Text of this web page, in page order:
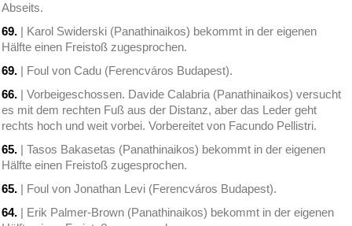
Abseits.
69. | Karol Swiderski (Panathinaikos) bekommt in der eigenen
Hälfte einen Freistoß zugesprochen.
69. | Foul von Cadu (Ferencváros Budapest).
66. | Vorbeigeschossen. Davide Calabria (Panathinaikos) versucht
es mit dem rechten Fuß aus der Distanz, aber das Leder geht
rechts hoch und weit vorbei. Vorbereitet von Facundo Pellistri.
65. | Tasos Bakasetas (Panathinaikos) bekommt in der eigenen
Hälfte einen Freistoß zugesprochen.
65. | Foul von Jonathan Levi (Ferencváros Budapest).
64. | Erik Palmer-Brown (Panathinaikos) bekommt in der eigenen